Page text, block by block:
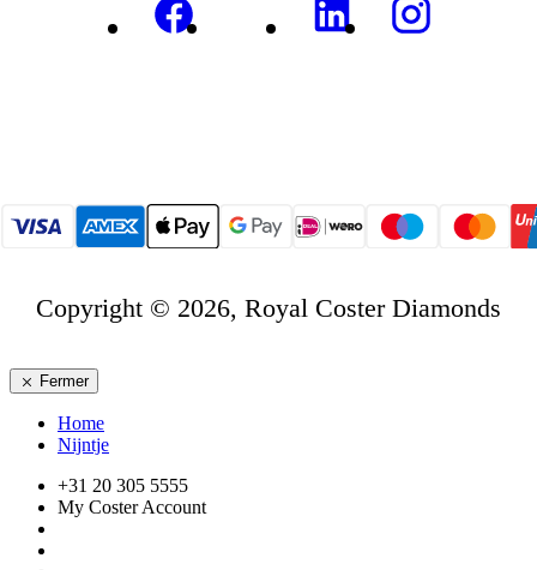
Copyright © 2026, Royal Coster Diamonds
Fermer
Home
Nijntje
+31 20 305 5555
My Coster Account